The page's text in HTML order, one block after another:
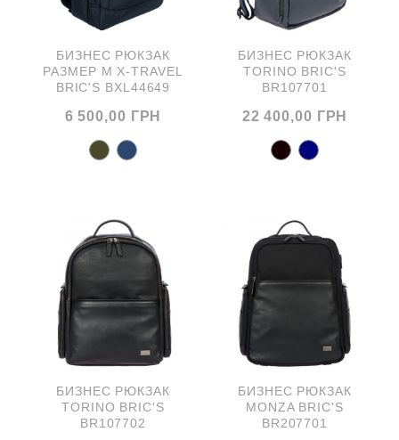
БИЗНЕС РЮКЗАК
РАЗМЕР M X-TRAVEL
BRIC'S BXL44649
6 500,00 ГРН
БИЗНЕС РЮКЗАК
TORINO BRIC'S
BR107701
22 400,00 ГРН
БИЗНЕС РЮКЗАК
TORINO BRIC'S
BR107702
БИЗНЕС РЮКЗАК
MONZA BRIC'S
BR207701